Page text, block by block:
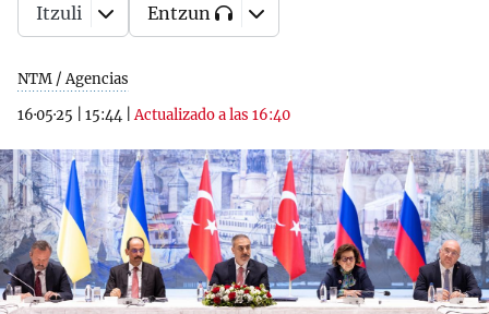
NTM / Agencias
16·05·25
15:44 |Actualizado a las 16:40
Itzuli Entzun